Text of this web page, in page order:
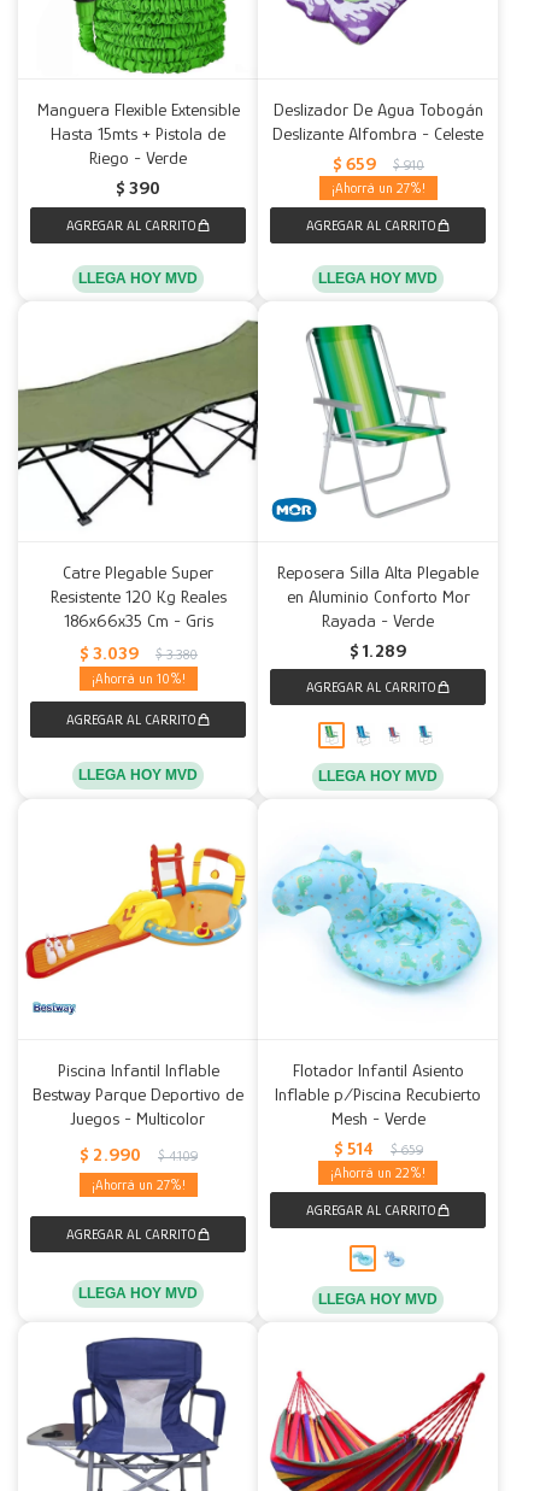
Manguera Flexible Extensible
Hasta 15mts + Pistola de
Riego - Verde
$ 390
LLEGA HOY MVD
Deslizador De Agua Tobogán
Deslizante Alfombra - Celeste
$ 659 $ 910
27
LLEGA HOY MVD
Catre Plegable Super
Resistente 120 Kg Reales
186x66x35 Cm - Gris
$ 3.039 $ 3.380
10
LLEGA HOY MVD
Reposera Silla Alta Plegable
en Aluminio Conforto Mor
Rayada - Verde
$ 1.289
LLEGA HOY MVD
Piscina Infantil Inflable
Bestway Parque Deportivo de
Juegos - Multicolor
$ 2.990 $ 4.109
27
LLEGA HOY MVD
Flotador Infantil Asiento
Inflable p/Piscina Recubierto
Mesh - Verde
$ 514 $ 659
22
LLEGA HOY MVD